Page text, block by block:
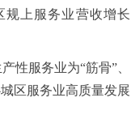
规上服务业营收增长
性服务业为“筋骨”、
区服务业高质量发展